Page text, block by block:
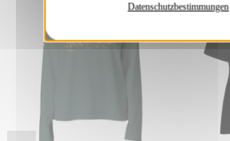
Datenschutzbestimmungen